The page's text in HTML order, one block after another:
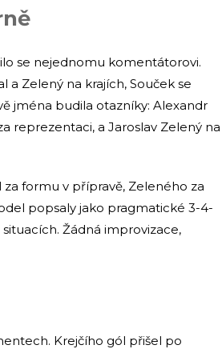
se nejednomu komentátorovi.
a Zelený na krajích, Souček se
jména budila otazníky: Alexandr
reprezentaci, a Jaroslav Zelený na
formu v přípravě, Zeleného za
popsaly jako pragmatické 3-4-
Žádná improvizace,
Krejčího gól přišel po